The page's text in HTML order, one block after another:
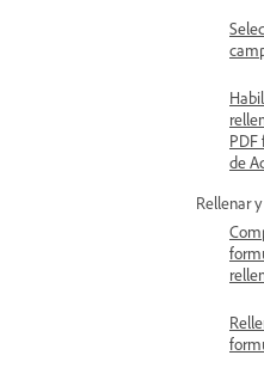
PDF
de
Rellenar